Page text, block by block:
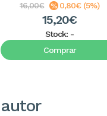
16,00€ 0,80€ (5%)
15,20€
Stock: -
Comprar